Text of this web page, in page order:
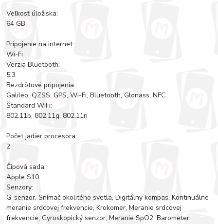
Veľkosť úložiska:
64 GB
Pripojenie na internet:
Wi-Fi
Verzia Bluetooth:
5.3
Bezdrôtové pripojenia:
Galileo, QZSS, GPS, Wi-Fi, Bluetooth, Glonass, NFC
Štandard WiFi:
802.11b, 802.11g, 802.11n
Počet jadier procesora:
2
Čipová sada:
Apple S10
Senzory:
G-senzor, Snímač okolitého svetla, Digitálny kompas, Kontinuálne
meranie srdcovej frekvencie, Krokomer, Meranie srdcovej
frekvencie, Gyroskopický senzor, Meranie SpO2, Barometer